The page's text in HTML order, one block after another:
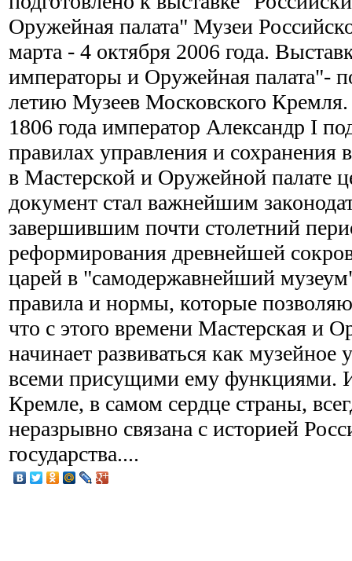
Оружейная палата" Музеи
марта - 4 октября 2006 года.
императоры и Оружейная палата"-
летию Музеев Московского Кремля.
1806 года император Александр I
правилах управления и сохранения
в Мастерской и Оружейной палате
документ стал важнейшим
завершившим почти столетний
реформирования древнейшей
царей в "самодержавнейший
правила и нормы, которые
что с этого времени Мастерская и
начинает развиваться как музейное
всеми присущими ему функциями.
Кремле, в самом сердце страны,
неразрывно связана с историей
государства....